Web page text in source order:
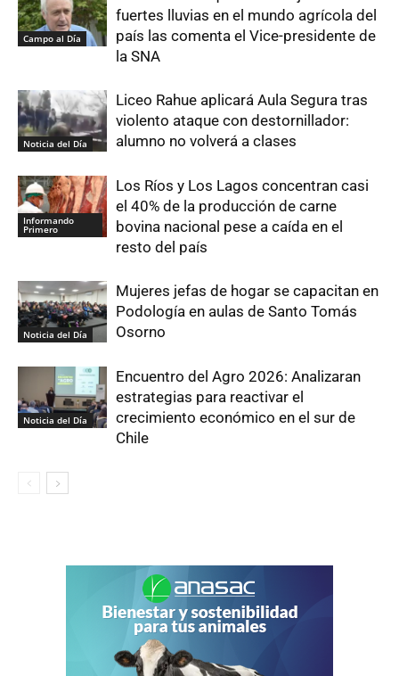
Campo al Día
fuertes lluvias en el mundo agrícola del
país las comenta el Vice-presidente de
la SNA
Noticia del Día
Liceo Rahue aplicará Aula Segura tras
violento ataque con destornillador:
alumno no volverá a clases
Informando
Primero
Los Ríos y Los Lagos concentran casi
el 40% de la producción de carne
bovina nacional pese a caída en el
resto del país
Noticia del Día
Mujeres jefas de hogar se capacitan en
Podología en aulas de Santo Tomás
Osorno
Noticia del Día
Encuentro del Agro 2026: Analizaran
estrategias para reactivar el
crecimiento económico en el sur de
Chile